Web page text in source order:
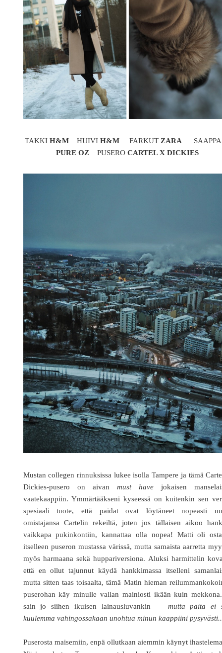
TAKKIH&MHUIVI H&MFARKUT ZARA
PURE OZ PUSEROCARTEL X DICKIES
Mustan collegen rinnuksissa lukee isolla Tampere ja tämä
Dickies-pusero on aivan must havejokaisen
vaatekaappiin. Ymmärtääkseni kyseessä on kuitenkin sen
spesiaali tuote, että paidat ovat löytäneet nopeasti
omistajansa Cartelin rekeiltä, joten jos tällaisen aikoo
vaikkapa pukinkontiin, kannattaa olla nopea! Matti oli
itselleen puseron mustassa värissä, mutta samaista aarretta
myös harmaana sekä huppariversiona. Aluksi harmittelin
että en ollut tajunnut käydä hankkimassa itselleni
mutta sitten taas toisaalta, tämä Matin hieman
puserohan käy minulle vallan mainiosti ikään kuin
sain jo siihen ikuisen lainausluvankin — mutta paita ei
kuulemma vahingossakaan unohtua minun kaappiini pysyvästi..
Puserosta maisemiin, enpä ollutkaan aiemmin käynyt